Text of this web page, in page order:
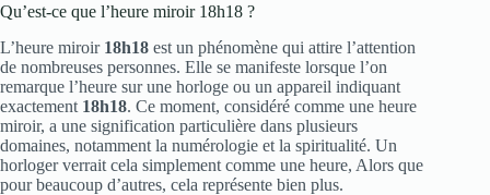
Qu’est-ce que l’heure miroir 18h18 ?
L’heure miroir 18h18 est un phénomène qui attire l’attention
de nombreuses personnes. Elle se manifeste lorsque l’on
remarque l’heure sur une horloge ou un appareil indiquant
exactement 18h18. Ce moment, considéré comme une heure
miroir, a une signification particulière dans plusieurs
domaines, notamment la numérologie et la spiritualité. Un
horloger verrait cela simplement comme une heure, Alors que
pour beaucoup d’autres, cela représente bien plus.